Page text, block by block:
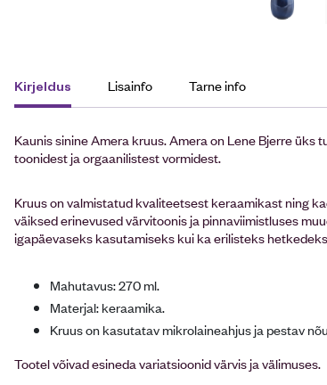
Kirjeldus Lisainfo Tarne info
Kaunis sinine Amera kruus. Amera on Lene Bjerre
toonidest ja orgaanilistest vormidest.
Kruus on valmistatud kvaliteetsest keraamikast ning
väiksed erinevused värvitoonis ja pinnaviimistluses
igapäevaseks kasutamiseks kui ka erilisteks
Mahutavus: 270 ml.
Materjal: keraamika.
Kruus on kasutatav mikrolaineahjus ja pestav
Tootel võivad esineda variatsioonid värvis ja välimuses.